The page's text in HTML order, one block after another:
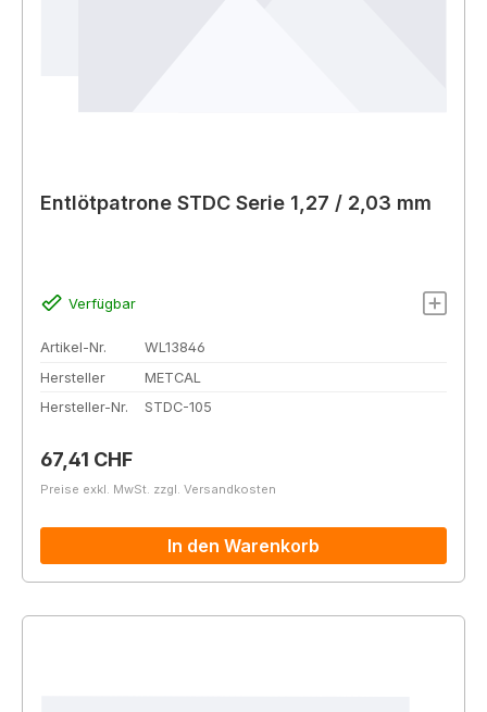
Entlötpatrone STDC Serie 1,27 / 2,03 mm
Verfügbar
Artikel-Nr.
WL13846
Hersteller
METCAL
Hersteller-Nr.
STDC-105
Regulärer Preis:
67,41 CHF
Preise exkl. MwSt. zzgl. Versandkosten
In den Warenkorb